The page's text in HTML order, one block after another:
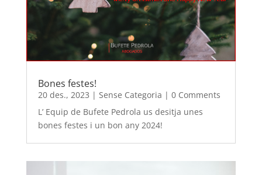
Bones festes!
20 des., 2023 | Sense Categoria | 0 Comments
L’ Equip de Bufete Pedrola us desitja unes
bones festes i un bon any 2024!